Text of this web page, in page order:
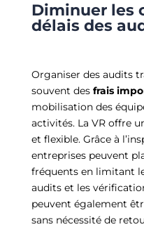
Diminuer les
délais des
Organiser des audits
souvent des frais
mobilisation des
activités. La VR offre
et flexible. Grâce à
entreprises peuvent
fréquents en limitant
audits et les
peuvent également
sans nécessité de